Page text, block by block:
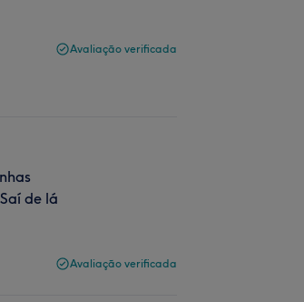
Avaliação verificada
de lá
Avaliação verificada